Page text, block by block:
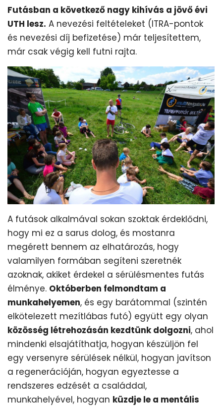
Futásban a következő nagy kihívás a jövő évi
UTH lesz. A nevezési feltételeket (ITRA-pontok
és nevezési díj befizetése) már teljesítettem,
már csak végig kell futni rajta.
A futások alkalmával sokan szoktak érdeklődni,
hogy mi ez a sarus dolog, és mostanra
megérett bennem az elhatározás, hogy
valamilyen formában segíteni szeretnék
azoknak, akiket érdekel a sérülésmentes futás
élménye. Októberben felmondtam a
munkahelyemen, és egy barátommal (szintén
elkötelezett mezítlábas futó) együtt egy olyan
közösség létrehozásán kezdtünk dolgozni, ahol
mindenki elsajátíthatja, hogyan készüljön fel
egy versenyre sérülések nélkül, hogyan javítson
a regenerációján, hogyan egyeztesse a
rendszeres edzését a családdal,
munkahelyével, hogyan küzdje le a mentális